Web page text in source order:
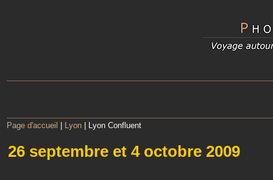
Page d'accueil Lyon | Lyon Confluent
26 septembre et 4 octobre 2009